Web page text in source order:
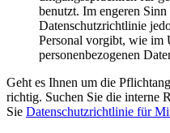
benutzt. Im engeren Sinn
Datenschutzrichtlinie
Personal vorgibt, wie im
personenbezogenen
Geht es Ihnen um die
richtig. Suchen Sie die interne
Sie Datenschutzrichtlinie für